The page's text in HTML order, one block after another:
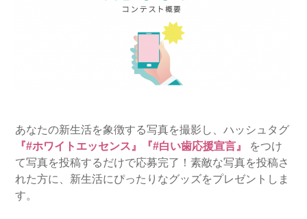
あなたの新生活を象徴する写真を撮影し、ハッシュタグ
『#ホワイトエッセンス』『#白い歯応援宣言』
をつけ
て写真を投稿するだけで応募完了！素敵な写真を投稿さ
れた方に、新生活にぴったりなグッズをプレゼントしま
す。